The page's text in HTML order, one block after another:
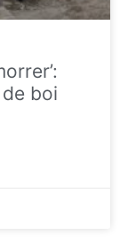
boi